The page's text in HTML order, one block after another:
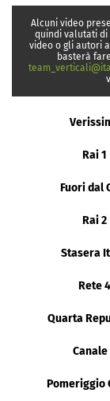
Alcuni video
quindi valutati di
video o gli autori
basterà
Rai 1
Fuori dal
Rai 2
Stasera
Rete 4
Quarta
Canale
Pomeriggio